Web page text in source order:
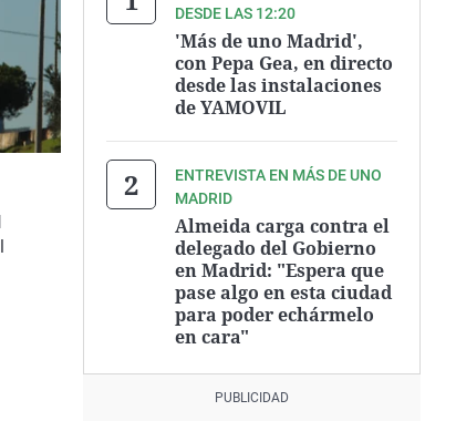
DESDE LAS 12:20
'Más de uno Madrid',
con Pepa Gea, en directo
desde las instalaciones
de YAMOVIL
ENTREVISTA EN MÁS DE UNO
MADRID
Almeida carga contra el
delegado del Gobierno
en Madrid: "Espera que
pase algo en esta ciudad
para poder echármelo
en cara"